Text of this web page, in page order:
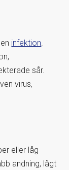
infektion
sår.
virus,
eller låg
andning, lågt